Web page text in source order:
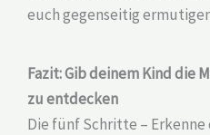
euch gegenseitig
Fazit: Gib deinem Kind die
zu entdecken
Die fünf Schritte –